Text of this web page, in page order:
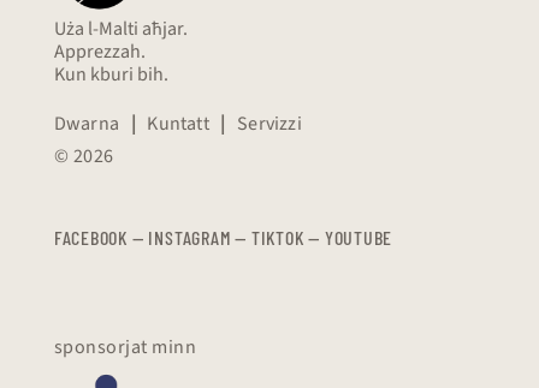
Uża l-Malti aħjar.
Apprezzah.
Kun kburi bih.
Dwarna | Kuntatt | Servizzi
© 2026
FACEBOOK — INSTAGRAM — TIKTOK — YOUTUBE
sponsorjat minn